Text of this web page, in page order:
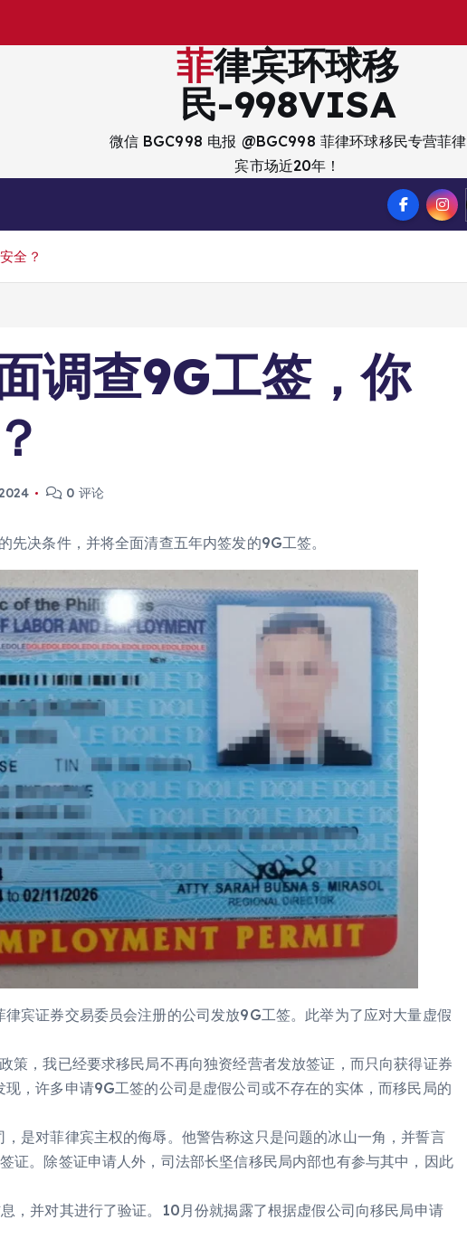
菲律宾环球移
民-998VISA
微信 BGC998 电报 @BGC998 菲律环球移民专营菲律
宾市场近20年！
全？
调查9G工签，你
0 评论
决条件，并将全面清查五年内签发的9G工签。
宾证券交易委员会注册的公司发放9G工签。此举为了应对大量虚假
策，我已经要求移民局不再向独资经营者发放签证，而只向获得证券
，许多申请9G工签的公司是虚假公司或不存在的实体，而移民局的
是对菲律宾主权的侮辱。他警告称这只是问题的冰山一角，并誓言
证。除签证申请人外，司法部长坚信移民局内部也有参与其中，因此
，并对其进行了验证。10月份就揭露了根据虚假公司向移民局申请